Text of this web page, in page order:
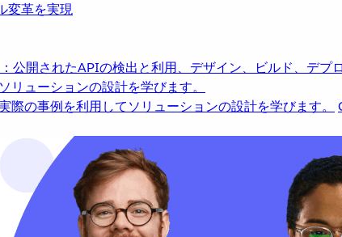
変革を実現
公開されたAPIの検出と利用、デザイン、ビルド、デプ
ューションの設計を学びます。
際の事例を利用してソリューションの設計を学びます。